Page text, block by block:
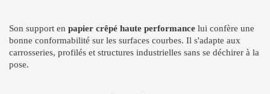
Son support en papier crêpé haute performance lui confère une
bonne conformabilité sur les surfaces courbes. Il s'adapte aux
carrosseries, profilés et structures industrielles sans se déchirer à la
pose.